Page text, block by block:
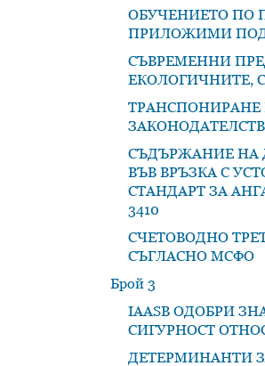
ОБУЧЕНИЕТО ПО
ПРИЛОЖИМИ
СЪВРЕМЕННИ
ЕКОЛОГИЧНИТЕ,
ТРАНСПОНИРАНЕ
СЪДЪРЖАНИЕ НА
ВЪВ ВРЪЗКА С
СТАНДАРТ ЗА
3410
СЧЕТОВОДНО
СЪГЛАСНО МСФО
Брой 3
IAASB ОДОБРИ
СИГУРНОСТ
ДЕТЕРМИНАНТИ